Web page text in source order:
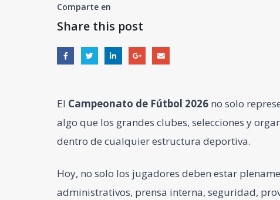
Comparte en
Share this post
El Campeonato de Fútbol 2026 no solo
algo que los grandes clubes, selecciones y
dentro de cualquier estructura deportiva.
Hoy, no solo los jugadores deben estar
administrativos, prensa interna, seguridad,